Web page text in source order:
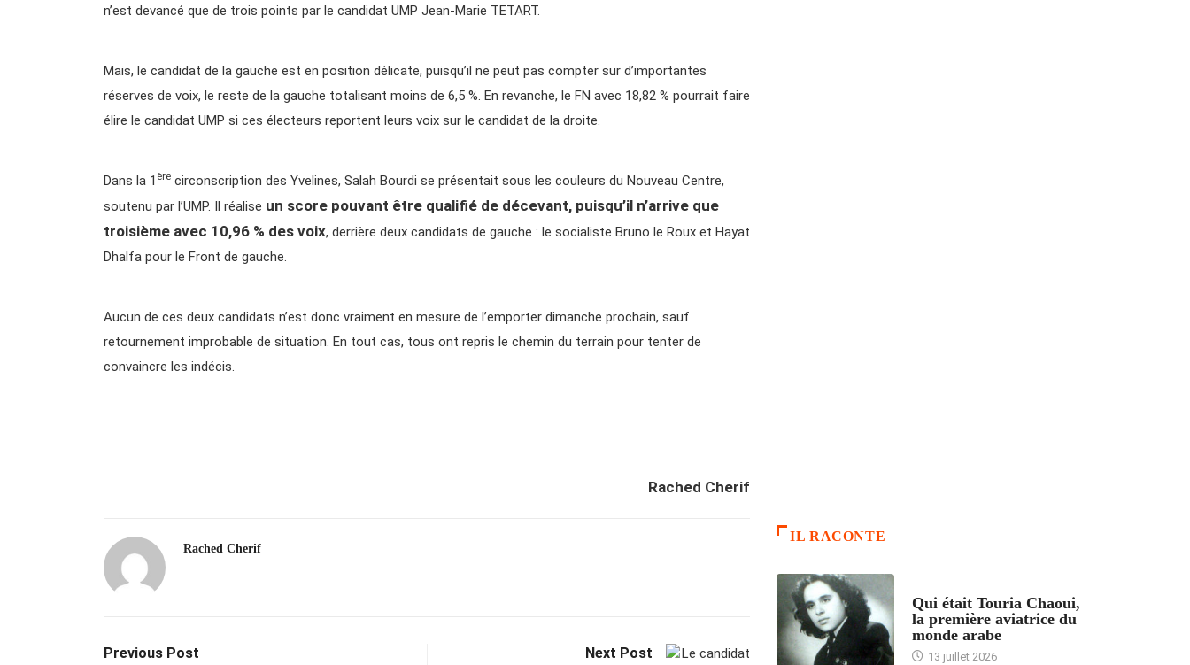
n’est devancé que de trois points par le candidat UMP Jean-Marie TETART.
Mais, le candidat de la gauche est en position délicate, puisqu’il ne peut pas compter sur d’importantes
réserves de voix, le reste de la gauche totalisant moins de 6,5 %. En revanche, le FN avec 18,82 % pourrait faire
élire le candidat UMP si ces électeurs reportent leurs voix sur le candidat de la droite.
Dans la 1 ère circonscription des Yvelines, Salah Bourdi se présentait sous les couleurs du Nouveau Centre,
soutenu par l’UMP. Il réalise un score pouvant être qualifié de décevant, puisqu’il n’arrive que
troisième avec 10,96 % des voix, derrière deux candidats de gauche : le socialiste Bruno le Roux et Hayat
Dhalfa pour le Front de gauche.
Aucun de ces deux candidats n’est donc vraiment en mesure de l’emporter dimanche prochain, sauf
retournement improbable de situation. En tout cas, tous ont repris le chemin du terrain pour tenter de
convaincre les indécis.
Rached Cherif
Rached Cherif
Previous Post Next Post
IL RACONTE
Qui était Touria Chaoui,
la première aviatrice du
monde arabe
13 juillet 2026